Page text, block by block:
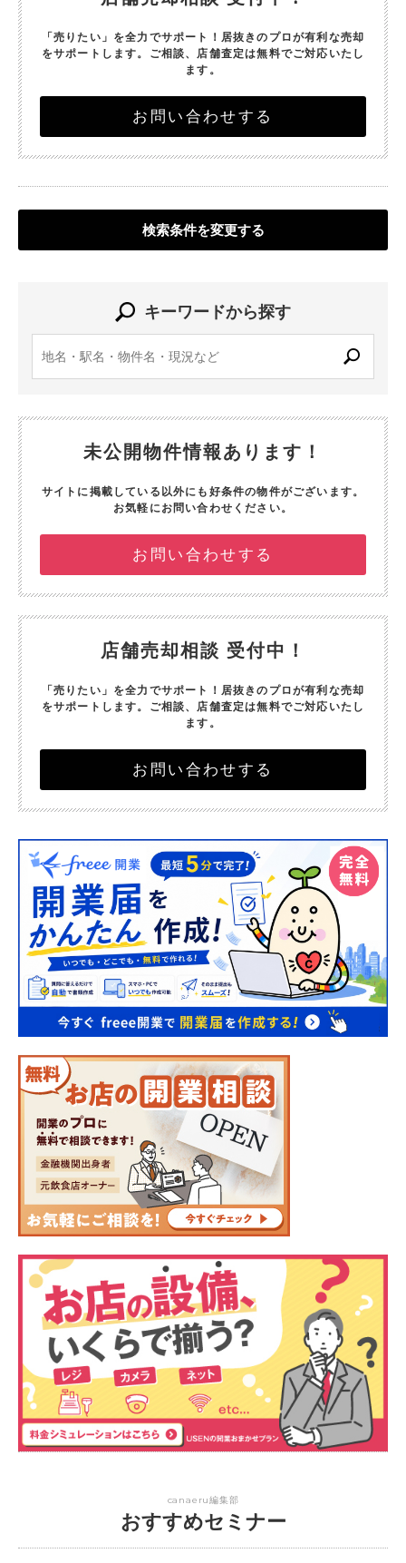
「売りたい」を全力でサポート！ 居抜きのプロが有利な売却
をサポートします。 ご相談、店舗査定は無料でご対応いたし
ます。
お問い合わせする
検索条件を変更する
キーワードから探す
未公開物件情報あります！
サイトに掲載している以外にも好条件の物件がございます。
お気軽にお問い合わせください。
お問い合わせする
店舗売却相談 受付中！
「売りたい」を全力でサポート！ 居抜きのプロが有利な売却
をサポートします。 ご相談、店舗査定は無料でご対応いたし
ます。
お問い合わせする
canaeru編集部
おすすめセミナー